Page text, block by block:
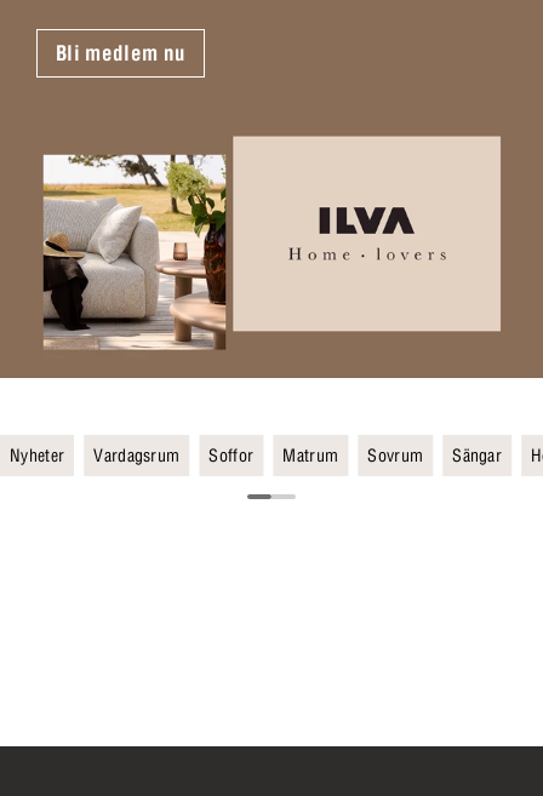
Bli medlem nu
Nyheter Vardagsrum Soffor Matrum Sovrum Sängar